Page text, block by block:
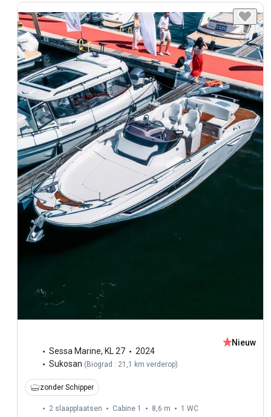
Sessa Marine, KL 27
2024
Sukosan ( Biograd : 21,1 km verderop)
Nieuw
zonder Schipper
2 slaapplaatsen Cabine 1 8,6 m 1 WC